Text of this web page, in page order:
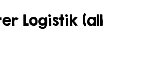
Logistik (all